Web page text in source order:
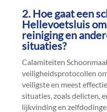
2.​ Hoe gaat een
Hellevoetsluis
reiniging en
situaties?
Calamiteiten
veiligheidsprotocollen
veiligste en meest
situaties, zoals delicten,
lijkvinding en